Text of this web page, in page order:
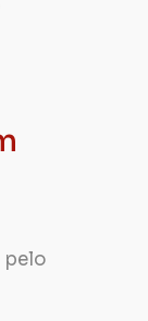
pelo